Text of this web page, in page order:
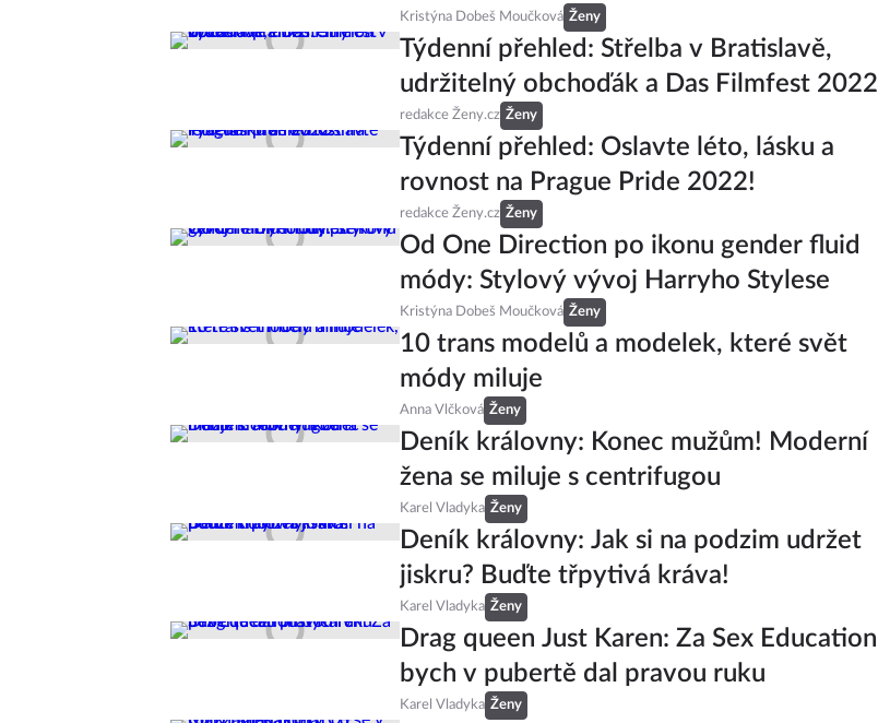
Kristýna Dobeš Moučková Ženy
Týdenní přehled: Střelba v Bratislavě,
udržitelný obchoďák a Das Filmfest 2022
redakce Ženy.cz Ženy
Týdenní přehled: Oslavte léto, lásku a
rovnost na Prague Pride 2022!
redakce Ženy.cz Ženy
Od One Direction po ikonu gender fluid
módy: Stylový vývoj Harryho Stylese
Kristýna Dobeš Moučková Ženy
10 trans modelů a modelek, které svět
módy miluje
Anna Vlčková Ženy
Deník královny: Konec mužům! Moderní
žena se miluje s centrifugou
Karel Vladyka Ženy
Deník královny: Jak si na podzim udržet
jiskru? Buďte třpytivá kráva!
Karel Vladyka Ženy
Drag queen Just Karen: Za Sex Education
bych v pubertě dal pravou ruku
Karel Vladyka Ženy